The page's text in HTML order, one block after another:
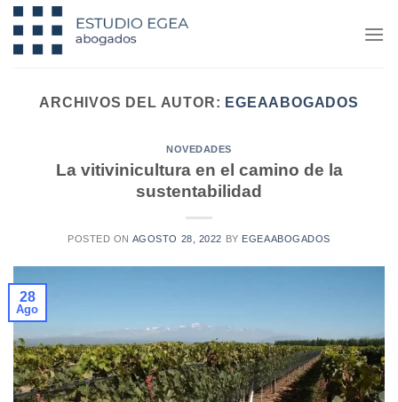
Saltar
contenido
ARCHIVOS DEL AUTOR: EGEAABOGADOS
NOVEDADES
La vitivinicultura en el camino de la
sustentabilidad
POSTED ON AGOSTO 28, 2022 BY EGEAABOGADOS
28
Ago